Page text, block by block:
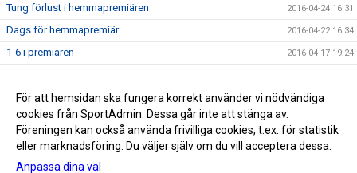
Tung förlust i hemmapremiären 2016-04-24 16:31
Dags för hemmapremiär 2016-04-22 16:34
1-6 i premiären 2016-04-17 19:24
Försäsongen avklarad 2016-04-09 15:50
Resan har börjat - Seger mot Hamburgsund 2016-03-25 15:32
För att hemsidan ska fungera korrekt använder vi nödvändiga
cookies från SportAdmin. Dessa går inte att stänga av.
Föreningen kan också använda frivilliga cookies, t.ex. för statistik
eller marknadsföring. Du väljer själv om du vill acceptera dessa.
Anpassa dina val